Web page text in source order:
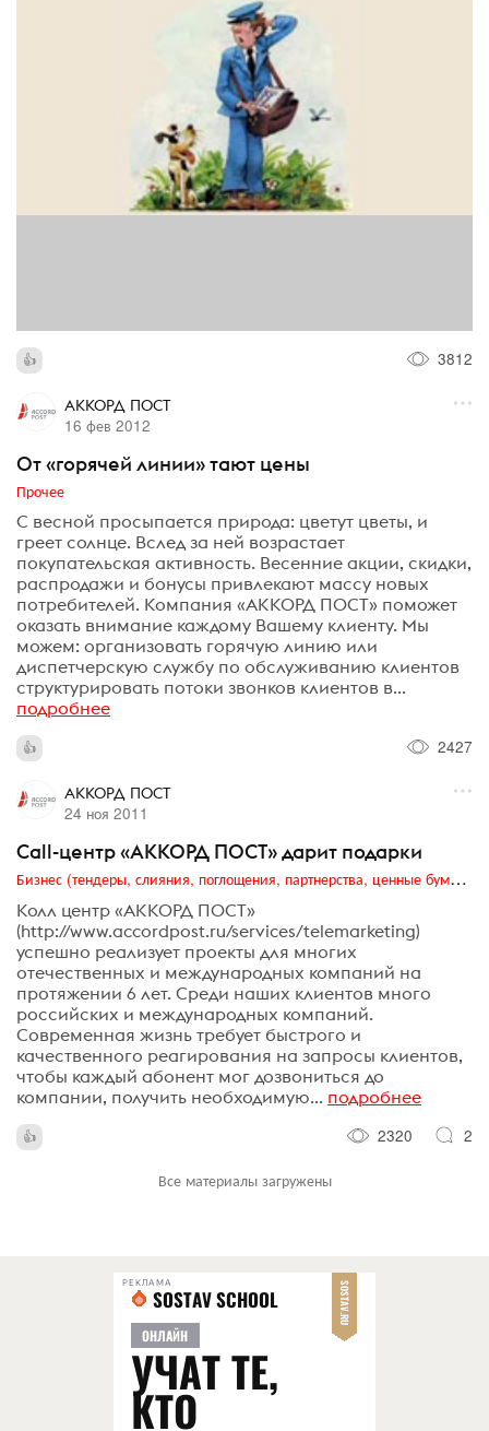
3812
АККОРД ПОСТ
16 фев 2012
От «горячей линии» тают цены
Прочее
С весной просыпается природа: цветут цветы, и
греет солнце. Вслед за ней возрастает
покупательская активность. Весенние акции, скидки,
распродажи и бонусы привлекают массу новых
потребителей. Компания «АККОРД ПОСТ» поможет
оказать внимание каждому Вашему клиенту. Мы
можем: организовать горячую линию или
диспетчерскую службу по обслуживанию клиентов
структурировать потоки звонков клиентов в...
подробнее
2427
АККОРД ПОСТ
24 ноя 2011
Call-центр «АККОРД ПОСТ» дарит подарки
Бизнес (тендеры, слияния, поглощения, партнерства, ценные бумаги, акционеры, финансы и отчетность)
Колл центр «АККОРД ПОСТ»
(http://www.accordpost.ru/services/telemarketing)
успешно реализует проекты для многих
отечественных и международных компаний на
протяжении 6 лет. Среди наших клиентов много
российских и международных компаний.
Современная жизнь требует быстрого и
качественного реагирования на запросы клиентов,
чтобы каждый абонент мог дозвониться до
компании, получить необходимую... подробнее
2320
2
Все материалы загружены
РЕКЛАМА